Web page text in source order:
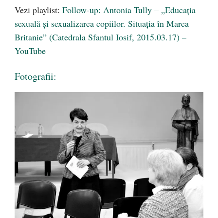
Vezi playlist: Follow-up: Antonia Tully – „Educația
sexuală și sexualizarea copiilor. Situația în Marea
Britanie” (Catedrala Sfantul Iosif, 2015.03.17) –
YouTube
Fotografii: